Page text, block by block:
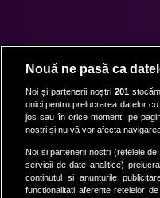
Nouă ne pasă ca
Noi și partenerii noștri 201stocăm
unici pentru prelucrarea datelor
jos sau în orice moment, pe
noștri și nu vă vor afecta
Noi si partenerii nostri (retelele
servicii de date analitice)
continutul si anunturile
functionalitati aferente retelelor